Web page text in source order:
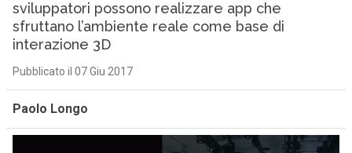
sviluppatori possono realizzare app che
sfruttano l’ambiente reale come base di
interazione 3D
Pubblicato il 07 Giu 2017
Paolo Longo